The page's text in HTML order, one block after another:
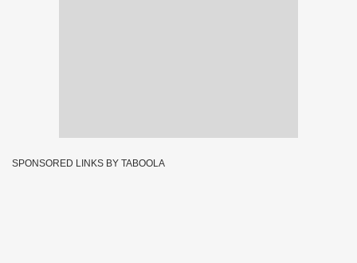
SPONSORED LINKS BY TABOOLA